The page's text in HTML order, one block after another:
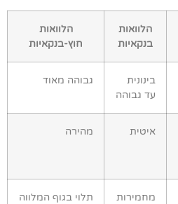
הלוואות
בנקאיות
הלוואות
חוץ-בנקאיות
בינונית
עד גבוהה
גבוהה מאוד
איטית מהירה
מחמירות תלוי בגוף המלווה